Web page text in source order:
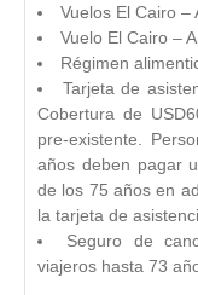
Vuelos El Cairo –
Vuelo El Cairo –
Régimen
Tarjeta de
Cobertura de
pre-existente.
años deben pagar
de los 75 años en
la tarjeta de
Seguro de
viajeros hasta 73